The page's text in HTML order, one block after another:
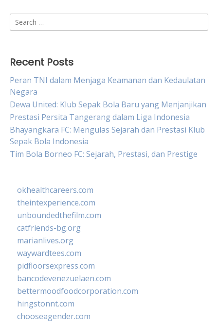
Search
for:
Recent Posts
Peran TNI dalam Menjaga Keamanan dan Kedaulatan
Negara
Dewa United: Klub Sepak Bola Baru yang Menjanjikan
Prestasi Persita Tangerang dalam Liga Indonesia
Bhayangkara FC: Mengulas Sejarah dan Prestasi Klub
Sepak Bola Indonesia
Tim Bola Borneo FC: Sejarah, Prestasi, dan Prestige
okhealthcareers.com
theintexperience.com
unboundedthefilm.com
catfriends-bg.org
marianlives.org
waywardtees.com
pidfloorsexpress.com
bancodevenezuelaen.com
bettermoodfoodcorporation.com
hingstonnt.com
chooseagender.com